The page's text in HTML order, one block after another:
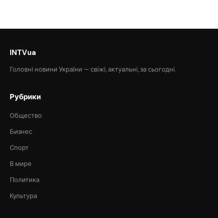
INTVua
Головні новини України — свіжі, актуальні, за сьогодні.
Рубрики
Общество
Бизнес
Спорт
В мире
Политика
Культура